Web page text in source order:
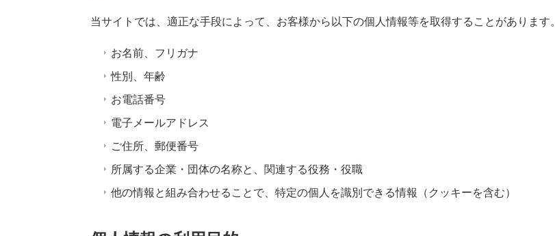
当サイトでは、適正な手段によって、お客様から以下の個人情報等を取得することがあります。
お名前、フリガナ
性別、年齢
お電話番号
電子メールアドレス
ご住所、郵便番号
所属する企業・団体の名称と、関連する役務・役職
他の情報と組み合わせることで、特定の個人を識別できる情報（クッキーを含む）